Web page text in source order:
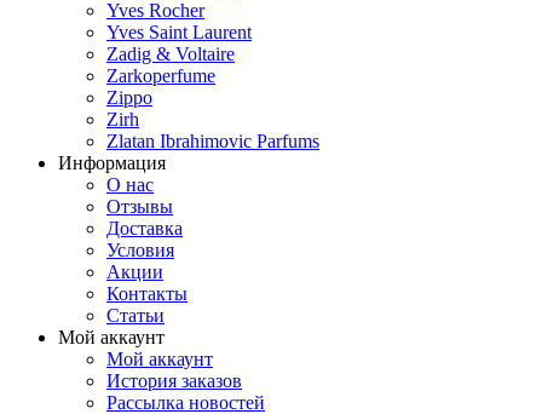
Yves Rocher
Yves Saint Laurent
Zadig & Voltaire
Zarkoperfume
Zippo
Zirh
Zlatan Ibrahimovic Parfums
Информация
О нас
Отзывы
Доставка
Условия
Aкции
Контакты
Статьи
Мой аккаунт
Мой аккаунт
История заказов
Рассылка новостей